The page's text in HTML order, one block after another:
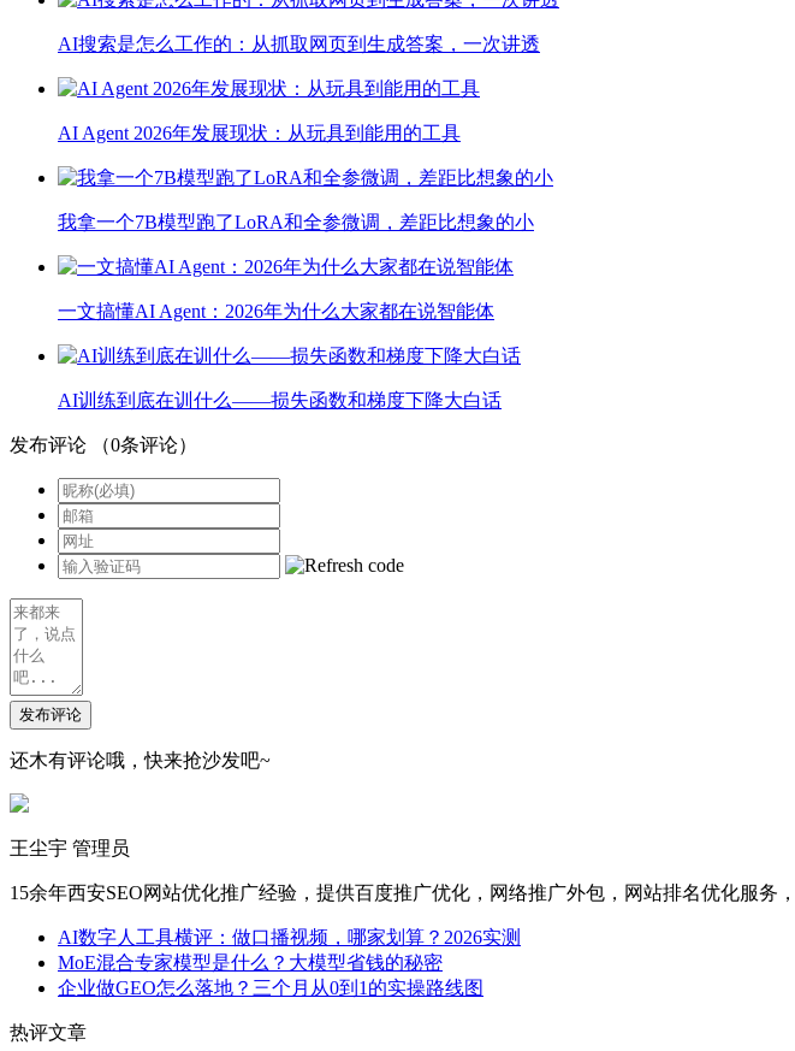
AI搜索是怎么工作的：从抓取网页到生成答案，一次讲透
AI Agent 2026年发展现状：从玩具到能用的工具
我拿一个7B模型跑了LoRA和全参微调，差距比想象的小
一文搞懂AI Agent：2026年为什么大家都在说智能体
AI训练到底在训什么——损失函数和梯度下降大白话
发布评论 （0条评论）
发布评论
还木有评论哦，快来抢沙发吧~
王尘宇 管理员
15余年西安SEO网站优化推广经验，提供百度推广优化，网络推广外包，网站排名优化服
AI数字人工具横评：做口播视频，哪家划算？2026实测
MoE混合专家模型是什么？大模型省钱的秘密
企业做GEO怎么落地？三个月从0到1的实操路线图
热评文章